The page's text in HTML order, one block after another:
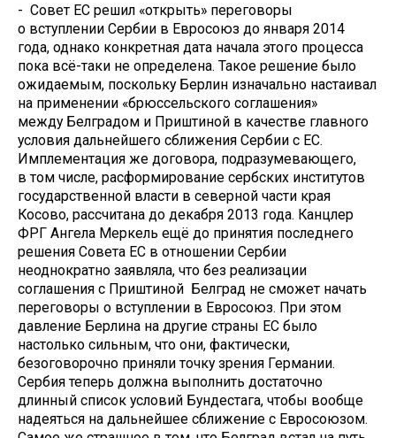
- Совет ЕС решил «открыть» переговоры
о вступлении Сербии в Евросоюз до января 2014
года, однако конкретная дата начала этого процесса
пока всё-таки не определена. Такое решение было
ожидаемым, поскольку Берлин изначально настаивал
на применении «брюссельского соглашения»
между Белградом и Приштиной в качестве главного
условия дальнейшего сближения Сербии с ЕС.
Имплементация же договора, подразумевающего,
в том числе, расформирование сербских институтов
государственной власти в северной части края
Косово, рассчитана до декабря 2013 года. Канцлер
ФРГ Ангела Меркель ещё до принятия последнего
решения Совета ЕС в отношении Сербии
неоднократно заявляла, что без реализации
соглашения с Приштиной Белград не сможет начать
переговоры о вступлении в Евросоюз. При этом
давление Берлина на другие страны ЕС было
настолько сильным, что они, фактически,
безоговорочно приняли точку зрения Германии.
Сербия теперь должна выполнить достаточно
длинный список условий Бундестага, чтобы вообще
надеяться на дальнейшее сближение с Евросоюзом.